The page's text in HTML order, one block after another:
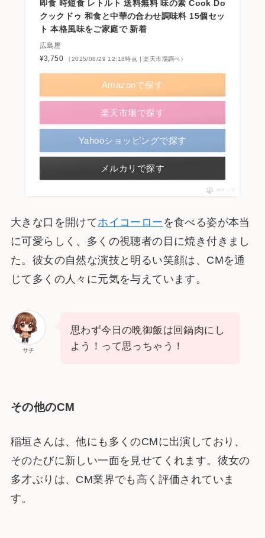
即食 時短食 レトルト 送料無料 味の素 Cook Do
クックドゥ 和食と中華の合わせ調味料 15個セッ
ト 本格風味をご家庭で 新着
広島屋
¥3,750
（2025/08/29 12:18時点 | 楽天市場調べ）
Amazonで探す
楽天市場で探す
Yahooショッピングで探す
メルカリで探す
ポチップ
大きな口を開けてホイコーロー を食べる姿が本当
に可愛らしく、多くの視聴者の目に焼き付きまし
た。彼女の自然な演技と明るい笑顔は、CMを通
じて多くの人々に元気を与えています。
サチ
思わず今日の晩御飯は回鍋肉にし
よう！って思っちゃう！
その他のCM
稲垣さんは、他にも多くのCMに出演しており、
そのたびに新しい一面を見せてくれます。彼女の
多才ぶりは、CM業界でも高く評価されていま
す。